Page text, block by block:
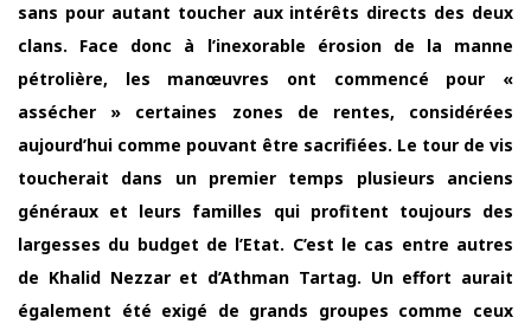
sans pour autant toucher aux intérêts directs des deux
clans. Face donc à l’inexorable érosion de la manne
pétrolière, les manœuvres ont commencé pour «
assécher » certaines zones de rentes, considérées
aujourd’hui comme pouvant être sacrifiées. Le tour de vis
toucherait dans un premier temps plusieurs anciens
généraux et leurs familles qui profitent toujours des
largesses du budget de l’Etat. C’est le cas entre autres
de Khalid Nezzar et d’Athman Tartag. Un effort aurait
également été exigé de grands groupes comme ceux